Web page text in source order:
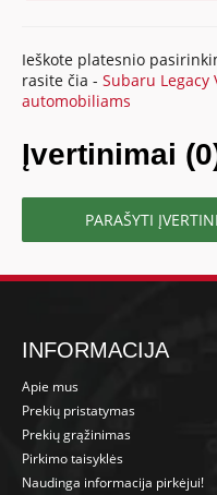
Ieškote platesnio
rasite čia -Subaru Legacy
automobiliams
Įvertinimai
PARAŠYTI
INFORMACIJA
Apie mus
Prekių pristatymas
Prekių grąžinimas
Pirkimo taisyklės
Naudinga informacija pirkėjui!